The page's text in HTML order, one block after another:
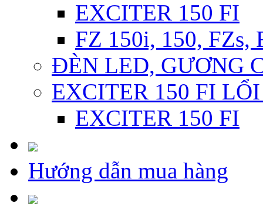
EXCITER 150 FI
FZ 150i, 150, FZs,
ĐÈN LED, GƯƠNG
EXCITER 150 FI
EXCITER 150 FI
Hướng dẫn mua hàng